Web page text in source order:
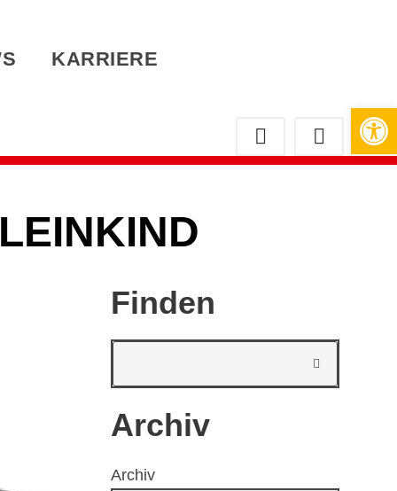
KARRIERE
Finden
Archiv
Archiv
Werkzeugleiste öffnen